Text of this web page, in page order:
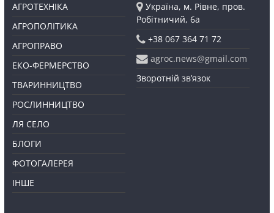
АГРОТЕХНІКА
АГРОПОЛІТИКА
АГРОПРАВО
ЕКО-ФЕРМЕРСТВО
ТВАРИННИЦТВО
РОСЛИННИЦТВО
ЛЯ СЕЛО
БЛОГИ
ФОТОГАЛЕРЕЯ
ІНШЕ
Україна, м. Рівне, пров.
Робітничий, 6а
+38 067 364 71 72
agroc.news@gmail.com
Зворотній зв’язок